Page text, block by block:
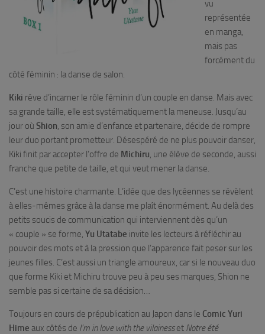
vu
représentée
en manga,
mais pas
forcément du
côté féminin : la danse de salon.
Kiki rêve d’incarner le rôle féminin d’un couple en danse. Mais avec
sa grande taille, elle est systématiquement la meneuse. Jusqu’au
jour où Shion, son amie d’enfance et partenaire, décide de rompre
leur duo portant prometteur. Désespéré de ne plus pouvoir danser,
Kiki finit par accepter l’offre de Michiru, une élève de seconde, aussi
franche que petite de taille, et qui veut mener la danse.
C’est une histoire charmante. L’idée que des lycéennes se révèlent
à elles-mêmes grâce à la danse me plaît énormément. Au delà des
petits soucis de communication qui interviennent dès qu’un
« couple » se forme, Yu Utatabe invite les lecteurs à réfléchir au
pouvoir des mots et à la pression que l’apparence fait peser sur les
jeunes filles. C’est aussi un triangle amoureux, car si le nouveau duo
que forme Kiki et Michiru trouve peu à peu ses marques, Shion ne
semble pas si certaine de sa décision…
Toujours en cours de prépublication au Japon dans le Comic Yuri
Hime aux côtés de I’m in love with the vilainesset Notre été